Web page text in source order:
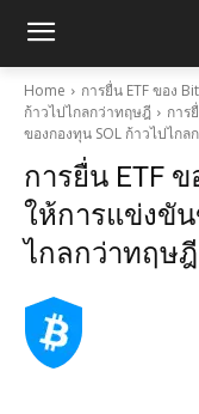
Home
การยื่น ETF ของ
ก้าวไปไกลกว่าทฤษฎี
การ
ของกองทุน SOL ก้าวไปไกล
การยื่น ETF
ให้การแข่งขัน
ไกลกว่าทฤษฎี